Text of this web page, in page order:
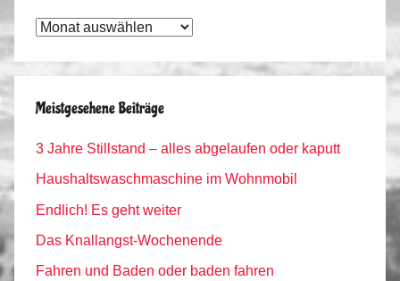
Tagebuch
Meistgesehene Beiträge
3 Jahre Stillstand – alles abgelaufen oder kaputt
Haushaltswaschmaschine im Wohnmobil
Endlich! Es geht weiter
Das Knallangst-Wochenende
Fahren und Baden oder baden fahren